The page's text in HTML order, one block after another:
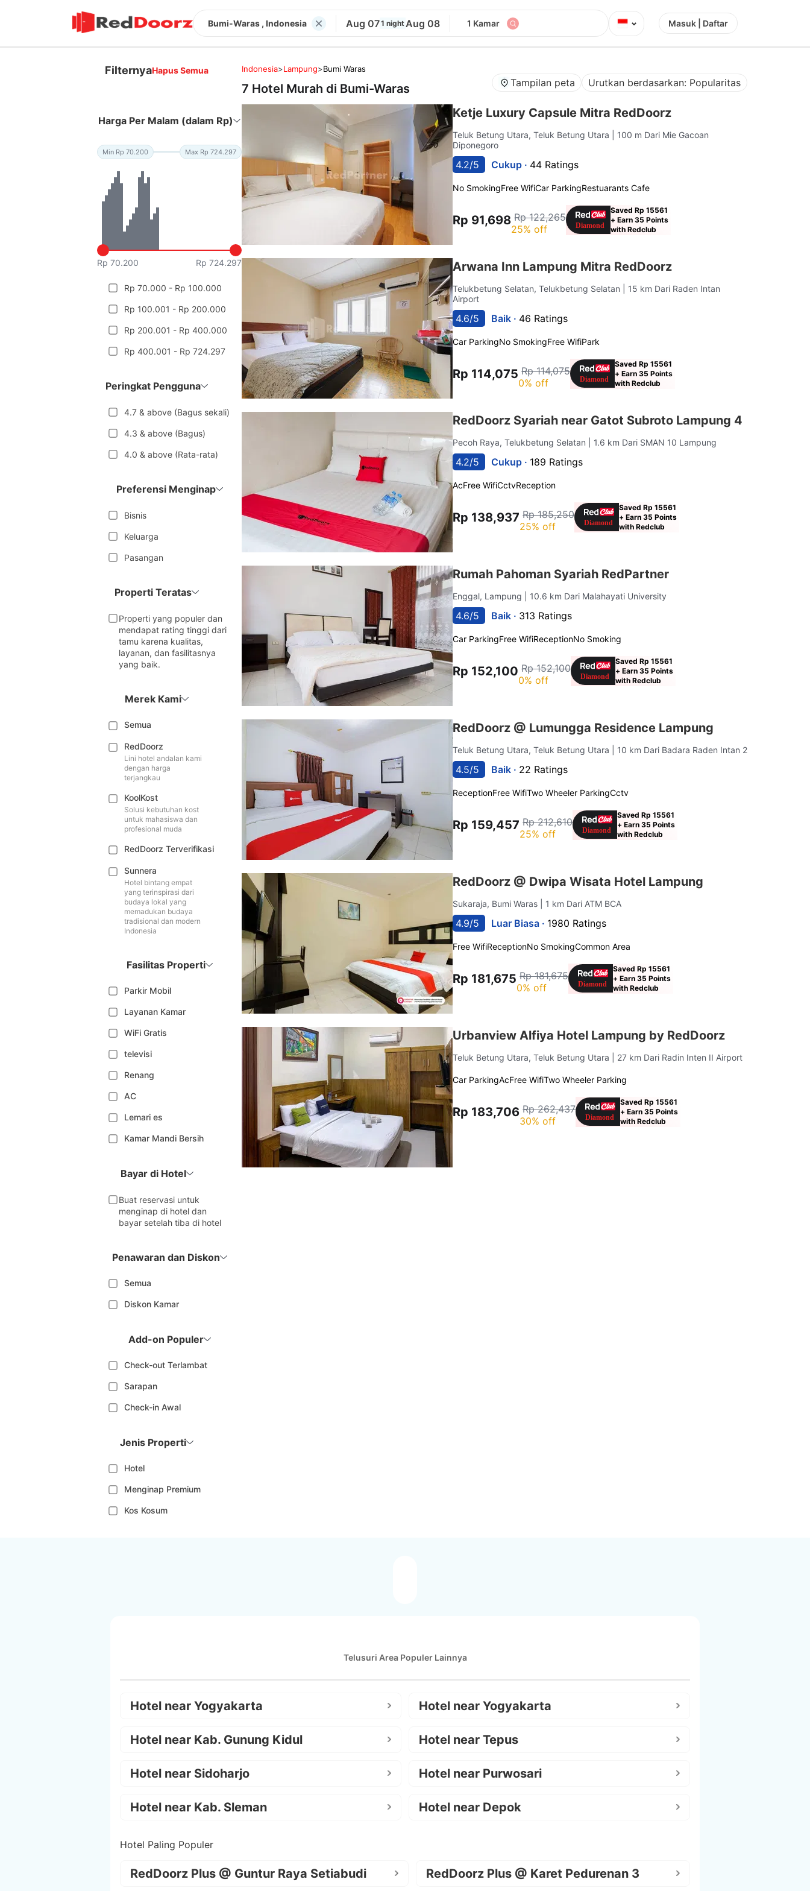
Bumi-Waras , Indonesia Aug 071 night Aug 08 1 Kamar ⌄ Masuk | Daftar
FilternyaHapus Semua
Harga Per Malam (dalam Rp)
Min Rp 70.200 Max Rp 724.297
Rp 70.200 Rp 724.297
Rp 70.000 - Rp 100.000
Rp 100.001 - Rp 200.000
Rp 200.001 - Rp 400.000
Rp 400.001 - Rp 724.297
Peringkat Pengguna
4.7 & above (Bagus sekali)
4.3 & above (Bagus)
4.0 & above (Rata-rata)
Preferensi Menginap
Bisnis
Keluarga
Pasangan
Properti Teratas
Properti yang populer dan
mendapat rating tinggi dari
tamu karena kualitas,
layanan, dan fasilitasnya
yang baik.
Merek Kami
Semua
RedDoorz
Lini hotel andalan kami
dengan harga
terjangkau
KoolKost
Solusi kebutuhan kost
untuk mahasiswa dan
profesional muda
RedDoorz Terverifikasi
Sunnera
Hotel bintang empat
yang terinspirasi dari
budaya lokal yang
memadukan budaya
tradisional dan modern
Indonesia
Fasilitas Properti
Parkir Mobil
Layanan Kamar
WiFi Gratis
televisi
Renang
AC
Lemari es
Kamar Mandi Bersih
Bayar di Hotel
Buat reservasi untuk
menginap di hotel dan
bayar setelah tiba di hotel
Penawaran dan Diskon
Semua
Diskon Kamar
Add-on Populer
Check-out Terlambat
Sarapan
Check-in Awal
Jenis Properti
Hotel
Menginap Premium
Kos Kosum
Indonesia>Lampung>Bumi Waras
7 Hotel Murah di Bumi-Waras Tampilan peta Urutkan berdasarkan: Popularitas
Ketje Luxury Capsule Mitra RedDoorz
Teluk Betung Utara, Teluk Betung Utara
| 100 m Dari Mie Gacoan
Diponegoro
4.2/5 Cukup · 44 Ratings
No SmokingFree WifiCar ParkingRestuarants Cafe
Rp 91,698 Rp 122,265
25% off
Saved Rp 15561
+ Earn 35 Points
with Redclub
Arwana Inn Lampung Mitra RedDoorz
Telukbetung Selatan, Telukbetung Selatan
| 15 km Dari Raden Intan
Airport
4.6/5 Baik · 46 Ratings
Car ParkingNo SmokingFree WifiPark
Rp 114,075 Rp 114,075
0% off
Saved Rp 15561
+ Earn 35 Points
with Redclub
RedDoorz Syariah near Gatot Subroto Lampung 4
Pecoh Raya, Telukbetung Selatan | 1.6 km Dari SMAN 10 Lampung
4.2/5 Cukup · 189 Ratings
AcFree WifiCctvReception
Rp 138,937 Rp 185,250
25% off
Saved Rp 15561
+ Earn 35 Points
with Redclub
Rumah Pahoman Syariah RedPartner
Enggal, Lampung | 10.6 km Dari Malahayati University
4.6/5 Baik · 313 Ratings
Car ParkingFree WifiReceptionNo Smoking
Rp 152,100 Rp 152,100
0% off
Saved Rp 15561
+ Earn 35 Points
with Redclub
RedDoorz @ Lumungga Residence Lampung
Teluk Betung Utara, Teluk Betung Utara | 10 km Dari Badara Raden Intan 2
4.5/5 Baik · 22 Ratings
ReceptionFree WifiTwo Wheeler ParkingCctv
Rp 159,457 Rp 212,610
25% off
Saved Rp 15561
+ Earn 35 Points
with Redclub
RedDoorz @ Dwipa Wisata Hotel Lampung
Sukaraja, Bumi Waras | 1 km Dari ATM BCA
4.9/5 Luar Biasa · 1980 Ratings
Free WifiReceptionNo SmokingCommon Area
Rp 181,675 Rp 181,675
0% off
Saved Rp 15561
+ Earn 35 Points
with Redclub
Urbanview Alfiya Hotel Lampung by RedDoorz
Teluk Betung Utara, Teluk Betung Utara | 27 km Dari Radin Inten II Airport
Car ParkingAcFree WifiTwo Wheeler Parking
Rp 183,706 Rp 262,437
30% off
Saved Rp 15561
+ Earn 35 Points
with Redclub
Telusuri Area Populer Lainnya
Hotel near Yogyakarta Hotel near Yogyakarta
Hotel near Kab. Gunung Kidul Hotel near Tepus
Hotel near Sidoharjo Hotel near Purwosari
Hotel near Kab. Sleman Hotel near Depok
Hotel Paling Populer
RedDoorz Plus @ Guntur Raya Setiabudi RedDoorz Plus @ Karet Pedurenan 3